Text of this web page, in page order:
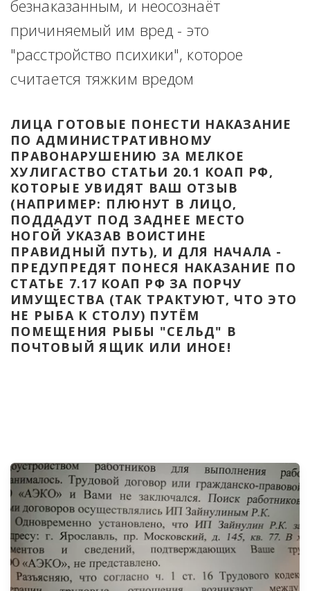
безнаказанным, и неосознаёт
причиняемый им вред - это
"расстройство психики", которое
считается тяжким вредом
ЛИЦА ГОТОВЫЕ ПОНЕСТИ НАКАЗАНИЕ
ПО АДМИНИСТРАТИВНОМУ
ПРАВОНАРУШЕНИЮ ЗА МЕЛКОЕ
ХУЛИГАСТВО СТАТЬИ 20.1 КОАП РФ,
КОТОРЫЕ УВИДЯТ ВАШ ОТЗЫВ
(НАПРИМЕР: ПЛЮНУТ В ЛИЦО,
ПОДДАДУТ ПОД ЗАДНЕЕ МЕСТО
НОГОЙ УКАЗАВ ВОИСТИНЕ
ПРАВИДНЫЙ ПУТЬ), И ДЛЯ НАЧАЛА -
ПРЕДУПРЕДЯТ ПОНЕСЯ НАКАЗАНИЕ ПО
СТАТЬЕ 7.17 КОАП РФ ЗА ПОРЧУ
ИМУЩЕСТВА (ТАК ТРАКТУЮТ, ЧТО ЭТО
НЕ РЫБА К СТОЛУ) ПУТЁМ
ПОМЕЩЕНИЯ РЫБЫ "СЕЛЬД" В
ПОЧТОВЫЙ ЯЩИК ИЛИ ИНОЕ!